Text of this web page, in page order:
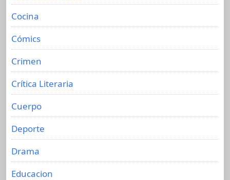
Cocina
Cómics
Crimen
Crítica Literaria
Cuerpo
Deporte
Drama
Educacion